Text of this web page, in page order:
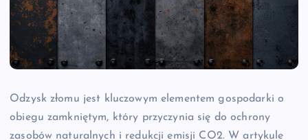
Odzysk złomu jest kluczowym elementem gospodarki o
obiegu zamkniętym, który przyczynia się do ochrony
zasobów naturalnych i redukcji emisji CO2. W artykule